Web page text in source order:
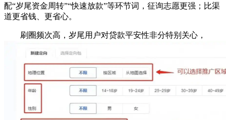
配“岁尾资金周转”“快速放款”等环节词，征询志愿更强；比渠
道更省钱、更省心。
刷圈频次高，岁尾用户对贷款平安性非分特别关心，